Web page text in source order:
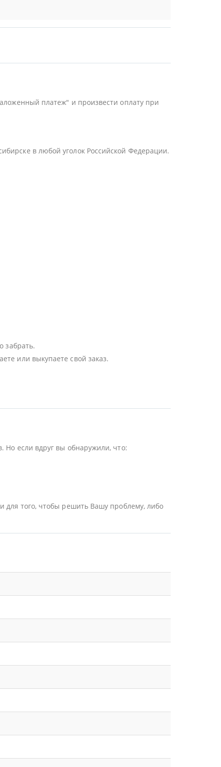
платеж" и произвести оплату при
в любой уголок Российской Федерации.
забрать.
или выкупаете свой заказ.
Но если вдруг вы обнаружили, что:
для того, чтобы решить Вашу проблему, либо